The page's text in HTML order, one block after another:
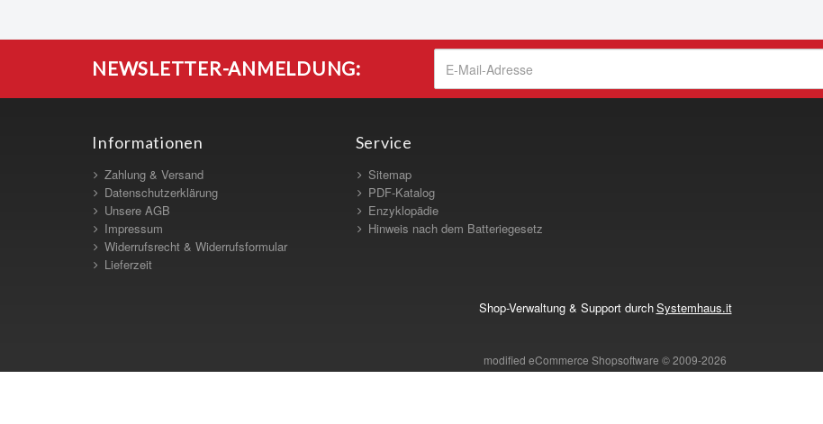
NEWSLETTER-ANMELDUNG:
Informationen
Zahlung & Versand
Datenschutzerklärung
Unsere AGB
Impressum
Widerrufsrecht & Widerrufsformular
Lieferzeit
Service
Sitemap
PDF-Katalog
Enzyklopädie
Hinweis nach dem Batteriegesetz
Shop-Verwaltung & Support durchSystemhaus.it
modified eCommerce Shopsoftware © 2009-2026